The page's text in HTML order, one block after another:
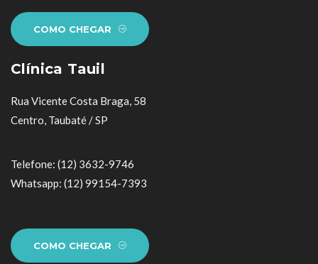
COMO CHEGAR
Clínica Tauil
Rua Vicente Costa Braga, 58
Centro, Taubaté / SP
Telefone: (12) 3632-9746
Whatsapp: (12) 99154-7393
COMO CHEGAR